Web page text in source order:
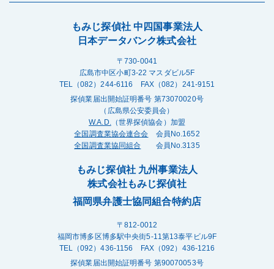
もみじ探偵社 中四国事業法人
日本データバンク株式会社
〒730-0041
広島市中区小町3-22 マスダビル5F
TEL（082）244-6116 FAX（082）241-9151
探偵業届出開始証明番号 第73070020号
（広島県公安委員会）
W.A.D.（世界探偵協会）加盟
全国調査業協会連合会 会員No.1652
全国調査業協同組合 会員No.3135
もみじ探偵社 九州事業法人
株式会社もみじ探偵社
福岡県弁護士協同組合特約店
〒812-0012
福岡市博多区博多駅中央街5-11第13泰平ビル9F
TEL（092）436-1156 FAX（092）436-1216
探偵業届出開始証明番号 第90070053号